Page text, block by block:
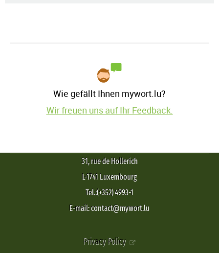
Wie gefällt Ihnen mywort.lu?
Wir freuen uns auf Ihr Feedback.
31, rue de Hollerich
L-1741 Luxembourg
Tel.:(+352) 4993-1
E-mail: contact@mywort.lu
Privacy Policy